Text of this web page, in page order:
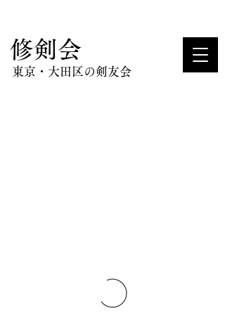
​修剣会
東京・大田区の剣友会